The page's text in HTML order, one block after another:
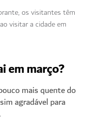
os visitantes têm
visitar a cidade em
em março?
mais quente do
agradável para